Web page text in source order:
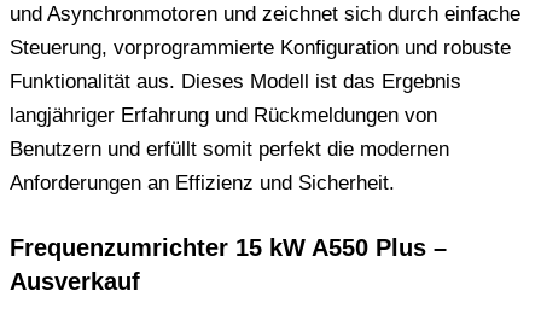
und Asynchronmotoren und zeichnet sich durch einfache
Steuerung, vorprogrammierte Konfiguration und robuste
Funktionalität aus. Dieses Modell ist das Ergebnis
langjähriger Erfahrung und Rückmeldungen von
Benutzern und erfüllt somit perfekt die modernen
Anforderungen an Effizienz und Sicherheit.
Frequenzumrichter 15 kW A550 Plus –
Ausverkauf